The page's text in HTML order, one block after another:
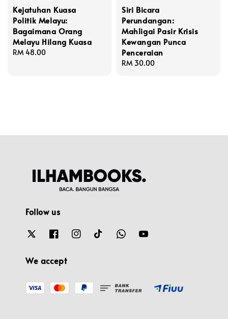
Kejatuhan Kuasa
Politik Melayu:
Bagaimana Orang
Melayu Hilang Kuasa
Regular
RM 48.00
Siri Bicara
Perundangan:
Mahligai Pasir Krisis
Kewangan Punca
Penceraian
Regular
RM 30.00
Follow us
We accept